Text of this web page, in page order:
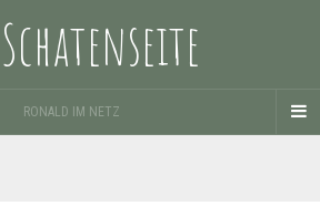
RONALD IM NETZ